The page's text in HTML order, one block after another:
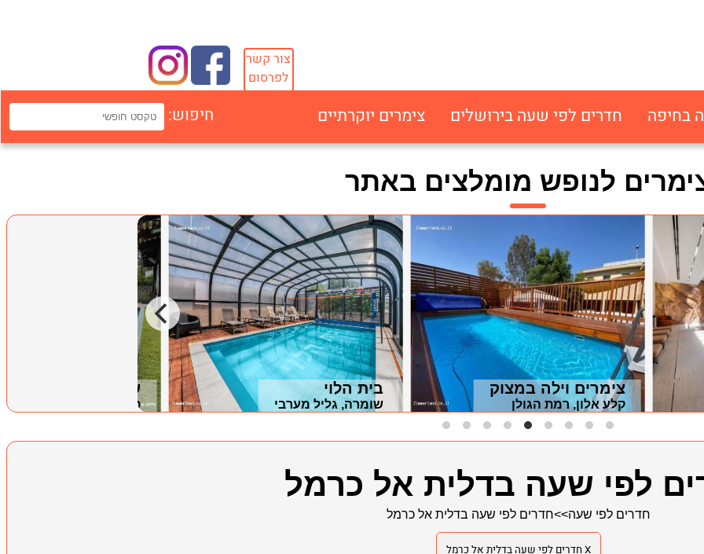
צור קשר
לפרסום
בחיפה חדרים לפי שעה בירושלים צימרים יוקרתיים חיפוש:
לנופש מומלצים באתר
שלוות הכנרת
פוריה, גליל תחתון
בית הלוי
שומרה, גליל מערבי
צימרים וילה במצוק
קלע אלון, רמת הגולן
לפי שעה בדלית אל כרמל
חדרים לפי שעה>>חדרים לפי שעה בדלית אל כרמל
X חדרים לפי שעה בדלית אל כרמל